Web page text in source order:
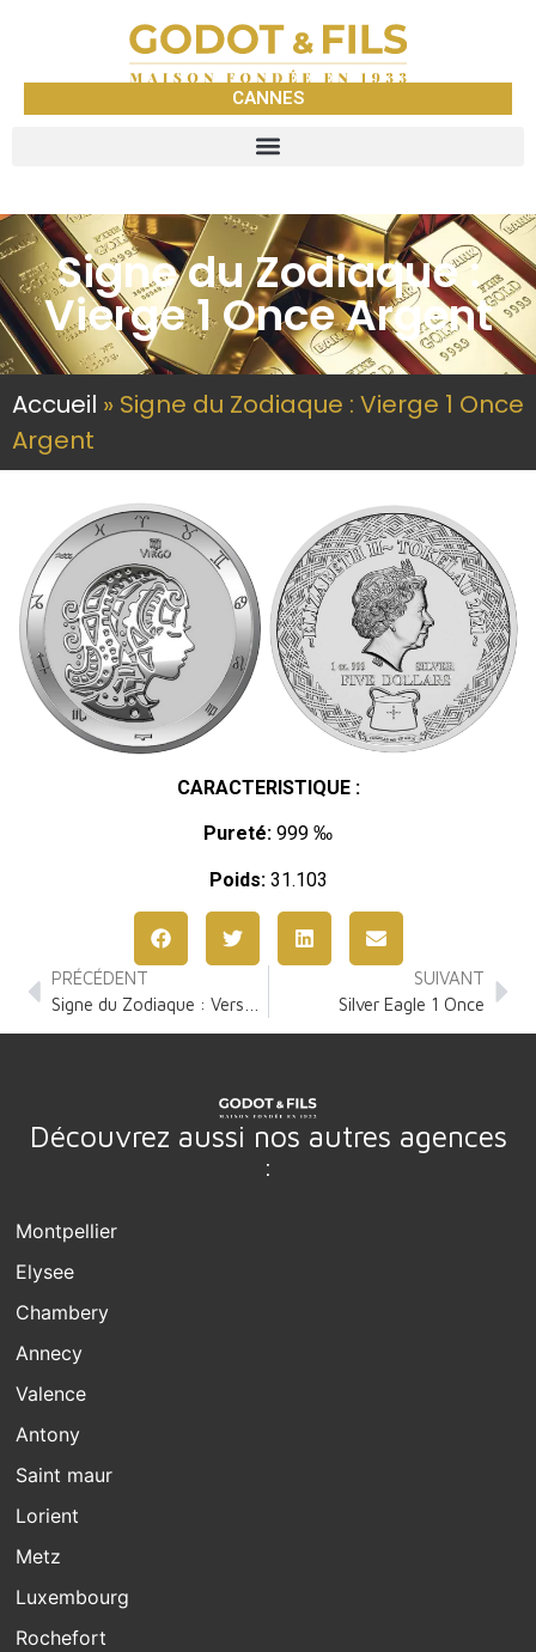
CANNES
Signe du Zodiaque :
Vierge 1 Once Argent
Accueil » Signe du Zodiaque : Vierge 1 Once
Argent
CARACTERISTIQUE :
Pureté: 999 ‰
Poids:31.103
PRÉCÉDENT
SUIVANT
Silver Eagle 1 Once
Découvrez aussi nos autres agences
:
Montpellier
Elysee
Chambery
Annecy
Valence
Antony
Saint maur
Lorient
Metz
Luxembourg
Rochefort